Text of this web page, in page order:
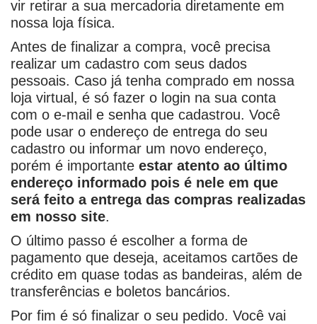
vir retirar a sua mercadoria diretamente em
nossa loja física.
Antes de finalizar a compra, você precisa
realizar um cadastro com seus dados
pessoais. Caso já tenha comprado em nossa
loja virtual, é só fazer o login na sua conta
com o e-mail e senha que cadastrou. Você
pode usar o endereço de entrega do seu
cadastro ou informar um novo endereço,
porém é importante estar atento ao último
endereço informado pois é nele em que
será feito a entrega das compras realizadas
em nosso site.
O último passo é escolher a forma de
pagamento que deseja, aceitamos cartões de
crédito em quase todas as bandeiras, além de
transferências e boletos bancários.
Por fim é só finalizar o seu pedido. Você vai